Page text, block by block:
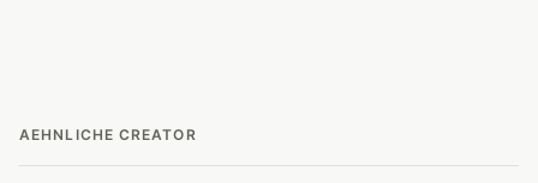
AEHNLICHE CREATOR